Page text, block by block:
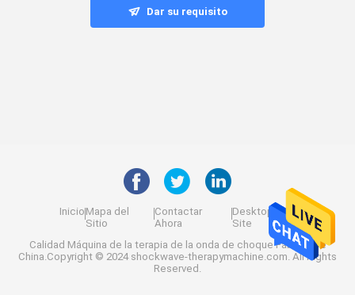
Dar su requisito
InicioMapa del
Sitio
Contactar
Ahora
Desktop
Site
Calidad Máquina de la terapia de la onda de choqueFábrica De
China.Copyright © 2024 shockwave-therapymachine.com. All Rights
Reserved.